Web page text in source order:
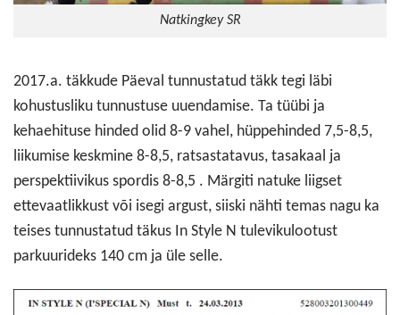
Natkingkey SR
2017.a. täkkude Päeval tunnustatud täkk tegi läbi
kohustusliku tunnustuse uuendamise. Ta tüübi ja
kehaehituse hinded olid 8-9 vahel, hüppehinded 7,5-8,5,
liikumise keskmine 8-8,5, ratsastatavus, tasakaal ja
perspektiivikus spordis 8-8,5 . Märgiti natuke liigset
ettevaatlikkust või isegi argust, siiski nähti temas nagu ka
teises tunnustatud täkus In Style N tulevikulootust
parkuurideks 140 cm ja üle selle.